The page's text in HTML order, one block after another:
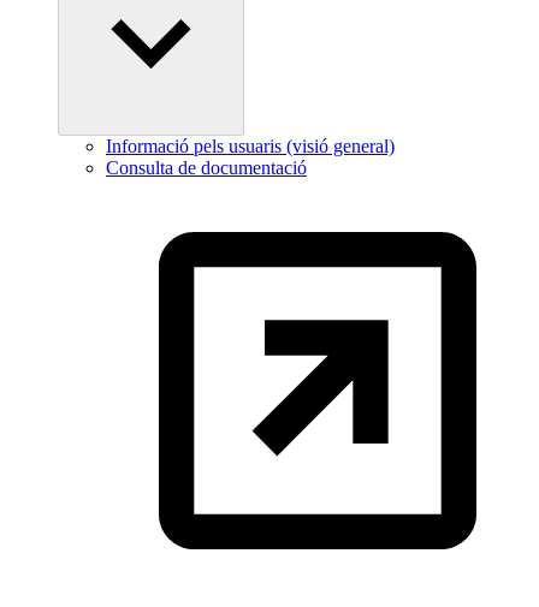
Informació pels usuaris (visió general)
Consulta de documentació